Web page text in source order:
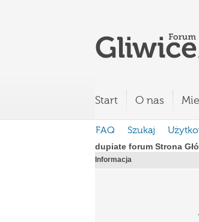
Start O nas
FAQ Szukaj
dupiate forum Strona
Informacja